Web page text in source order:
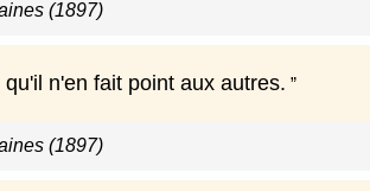
(1897)
n'en fait point aux autres.
(1897)